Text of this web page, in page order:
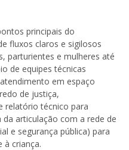
principais do
fluxos claros e sigilosos
parturientes e mulheres até
de equipes técnicas
em espaço
de justiça,
relatório técnico para
articulação com a rede de
e segurança pública) para
à criança.